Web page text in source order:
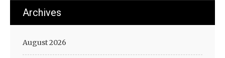
Archives
August 2026